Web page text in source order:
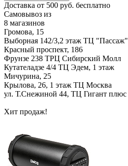
Доставка от 500 руб. бесплатно
Самовывоз из
8 магазинов
Громова, 15
Выборная 142/3,2 этаж ТЦ "Пассаж"
Красный проспект, 186
Фрунзе 238 ТРЦ Сибирский Молл
Кутателадзе 4/4 ТЦ Эдем, 1 этаж
Мичурина, 25
Крылова, 26, 1 этаж ТЦ Москва
ул. Т.Снежиной 44, ТЦ Гигант плюс
Хит продаж!